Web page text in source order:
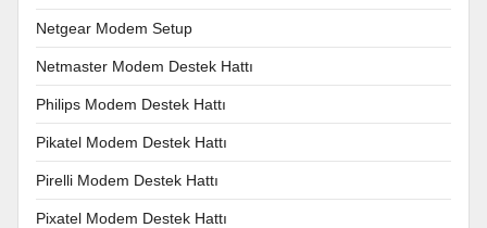
Netgear Modem Setup
Netmaster Modem Destek Hattı
Philips Modem Destek Hattı
Pikatel Modem Destek Hattı
Pirelli Modem Destek Hattı
Pixatel Modem Destek Hattı